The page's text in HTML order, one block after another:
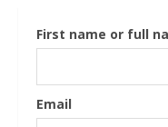
First name or full
Email